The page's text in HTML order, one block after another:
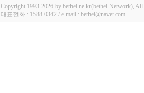
Copyright 1993-2026 by bethel.ne.kr(bethel Network), All
대표전화 : 1588-0342 / e-mail : bethel@naver.com